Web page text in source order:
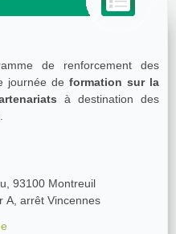
de renforcement des
journée de formation sur la
à destination des
93100 Montreuil
A, arrêt Vincennes